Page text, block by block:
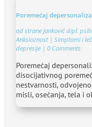
Poremećaj
od straneJanković dipl.
Anksioznost | Simptomi i
depresije | 0 Comments
Poremećaj
disocijativnog
nestvarnosti,
misli, osećanja, tela i